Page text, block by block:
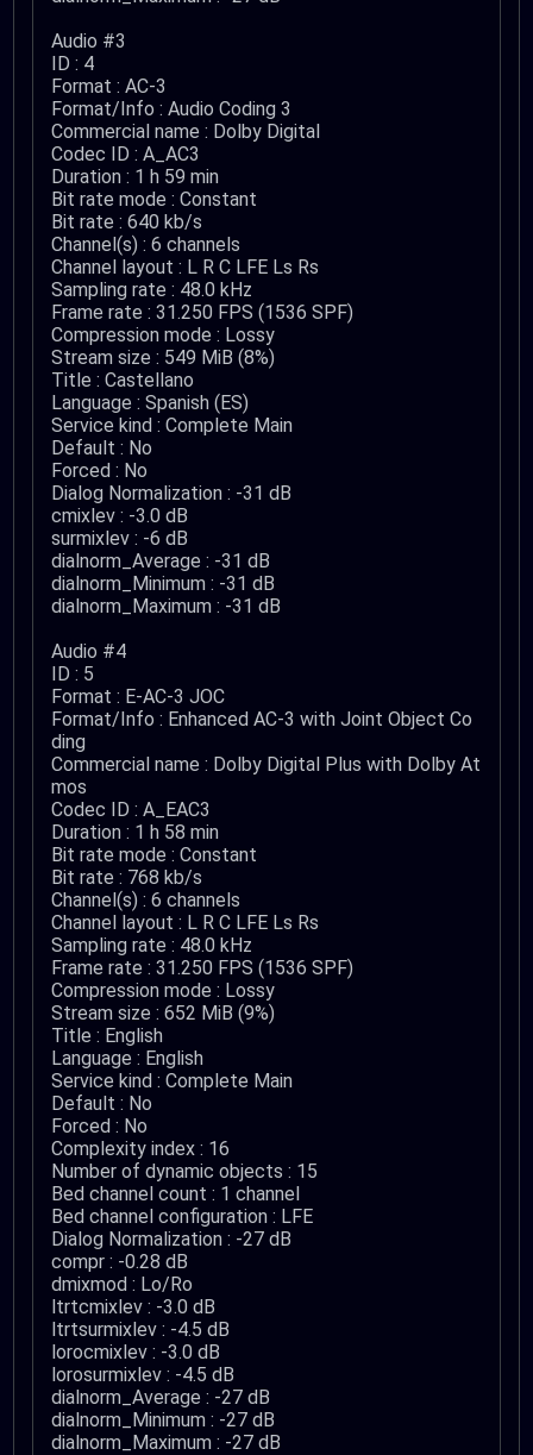
Audio #3
ID : 4
Format : AC-3
Format/Info : Audio Coding 3
Commercial name : Dolby Digital
Codec ID : A_AC3
Duration : 1 h 59 min
Bit rate mode : Constant
Bit rate : 640 kb/s
Channel(s) : 6 channels
Channel layout : L R C LFE Ls Rs
Sampling rate : 48.0 kHz
Frame rate : 31.250 FPS (1536 SPF)
Compression mode : Lossy
Stream size : 549 MiB (8%)
Title : Castellano
Language : Spanish (ES)
Service kind : Complete Main
Default : No
Forced : No
Dialog Normalization : -31 dB
cmixlev : -3.0 dB
surmixlev : -6 dB
dialnorm_Average : -31 dB
dialnorm_Minimum : -31 dB
dialnorm_Maximum : -31 dB
Audio #4
ID : 5
Format : E-AC-3 JOC
Format/Info : Enhanced AC-3 with Joint Object Co
ding
Commercial name : Dolby Digital Plus with Dolby At
mos
Codec ID : A_EAC3
Duration : 1 h 58 min
Bit rate mode : Constant
Bit rate : 768 kb/s
Channel(s) : 6 channels
Channel layout : L R C LFE Ls Rs
Sampling rate : 48.0 kHz
Frame rate : 31.250 FPS (1536 SPF)
Compression mode : Lossy
Stream size : 652 MiB (9%)
Title : English
Language : English
Service kind : Complete Main
Default : No
Forced : No
Complexity index : 16
Number of dynamic objects : 15
Bed channel count : 1 channel
Bed channel configuration : LFE
Dialog Normalization : -27 dB
compr : -0.28 dB
dmixmod : Lo/Ro
ltrtcmixlev : -3.0 dB
ltrtsurmixlev : -4.5 dB
lorocmixlev : -3.0 dB
lorosurmixlev : -4.5 dB
dialnorm_Average : -27 dB
dialnorm_Minimum : -27 dB
dialnorm_Maximum : -27 dB